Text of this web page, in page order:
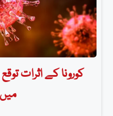
کورونا کے اثرات